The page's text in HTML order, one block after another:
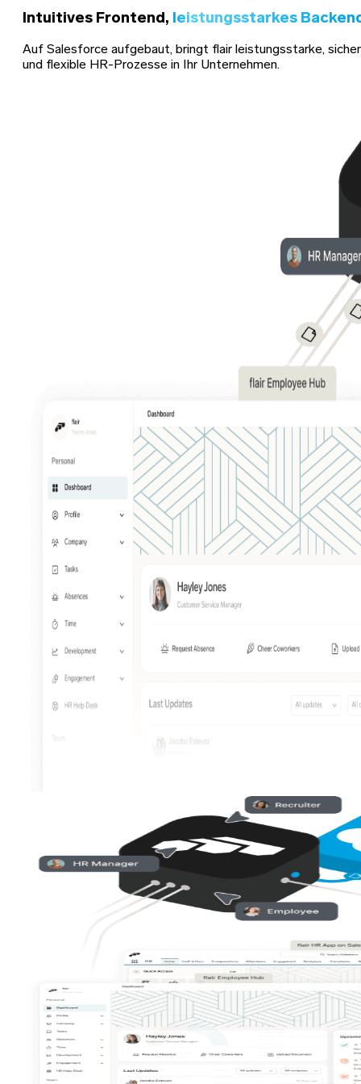
Intuitives Frontend, leistungsstarkes
Auf Salesforce aufgebaut, bringt flair leistungsstarke,
und flexible HR-Prozesse in Ihr Unternehmen.